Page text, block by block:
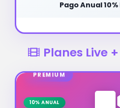
Pago Anual
Planes Live
PREMIUM
10% ANUAL